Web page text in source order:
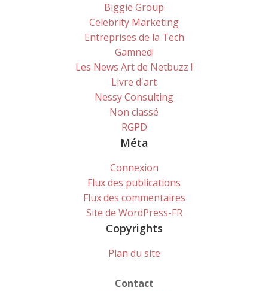
Biggie Group
Celebrity Marketing
Entreprises de la Tech
Gamned!
Les News Art de Netbuzz !
Livre d'art
Nessy Consulting
Non classé
RGPD
Méta
Connexion
Flux des publications
Flux des commentaires
Site de WordPress-FR
Copyrights
Plan du site
Contact